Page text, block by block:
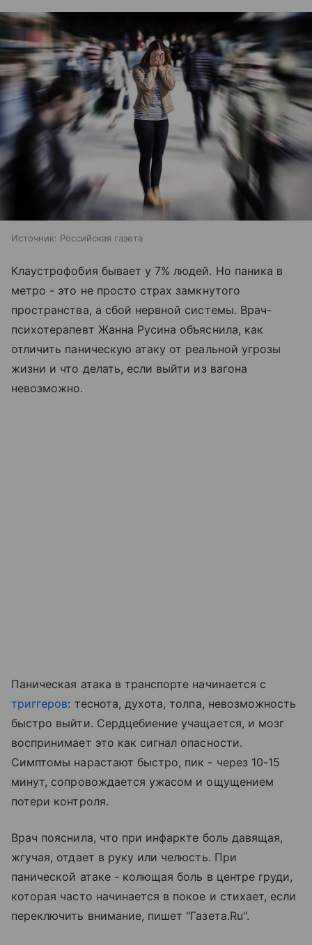
Источник: Российская газета
Клаустрофобия бывает у 7% людей. Но паника в
метро - это не просто страх замкнутого
пространства, а сбой нервной системы. Врач-
психотерапевт Жанна Русина объяснила, как
отличить паническую атаку от реальной угрозы
жизни и что делать, если выйти из вагона
невозможно.
Паническая атака в транспорте начинается с
триггеров: теснота, духота, толпа, невозможность
быстро выйти. Сердцебиение учащается, и мозг
воспринимает это как сигнал опасности.
Симптомы нарастают быстро, пик - через 10-15
минут, сопровождается ужасом и ощущением
потери контроля.
Врач пояснила, что при инфаркте боль давящая,
жгучая, отдает в руку или челюсть. При
панической атаке - колющая боль в центре груди,
которая часто начинается в покое и стихает, если
переключить внимание, пишет "Газета.Ru".